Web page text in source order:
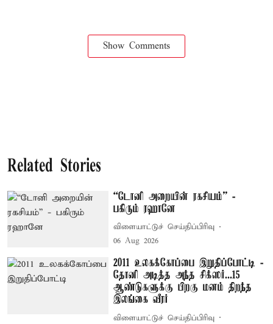
Show Comments
Related Stories
“டோனி அறையின் ரகசியம்” -
பகிரும் ரஹானே
விளையாட்டுச் செய்திப்பிரிவு
06 Aug 2026
2011 உலகக்கோப்பை இறுதிப்போட்டி -
தோனி அடித்த அந்த சிக்ஸர்...15
ஆண்டுகளுக்கு பிறகு மனம் திறந்த
இலங்கை வீரர்
விளையாட்டுச் செய்திப்பிரிவு